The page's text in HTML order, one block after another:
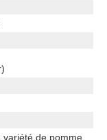
variété de pomme